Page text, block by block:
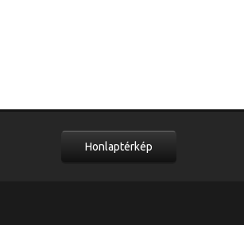
Honlaptérkép